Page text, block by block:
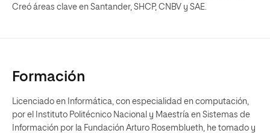
Creó áreas clave en Santander, SHCP, CNBV y SAE.
Formación
Licenciado en Informática, con especialidad en computación,
por el Instituto Politécnico Nacional y Maestría en Sistemas de
Información por la Fundación Arturo Rosemblueth, he tomado y